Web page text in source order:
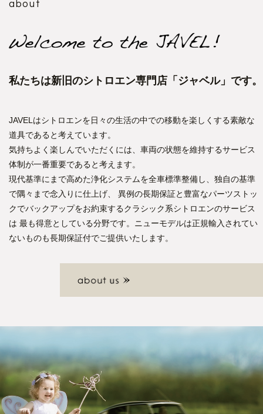
about
私たちは新旧のシトロエン専門店「ジャベル」です。
JAVELはシトロエンを日々の生活の中での移動を楽しくする素敵な
道具であると考えています。
気持ちよく楽しんでいただくには、車両の状態を維持するサービス
体制が一番重要であると考えます。
現代基準にまで高めた浄化システムを全車標準整備し、独自の基準
で隅々まで念入りに仕上げ、
異例の長期保証と豊富なパーツストッ
クでバックアップをお約束するクラシック系シトロエンのサービス
は 最も得意としている分野です。ニューモデルは正規輸入されてい
ないものも長期保証付でご提供いたします。